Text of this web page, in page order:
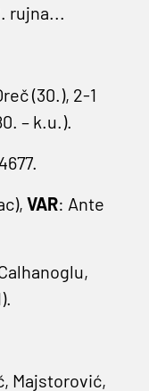
rujna...
(30.), 2-1
– k.u.).
VAR: Ante
Majstorović,